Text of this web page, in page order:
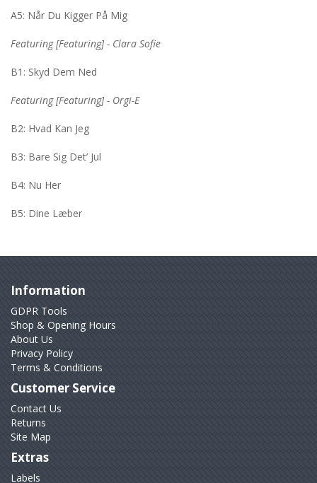
A5: Når Du Kigger På Mig
Featuring [Featuring] - Clara Sofie
B1: Skyd Dem Ned
Featuring [Featuring] - Orgi-E
B2: Hvad Kan Jeg
B3: Bare Sig Det’ Jul
B4: Nu Her
B5: Dine Læber
Information
GDPR Tools
Shop & Opening Hours
About Us
Privacy Policy
Terms & Conditions
Customer Service
Contact Us
Returns
Site Map
Extras
Labels